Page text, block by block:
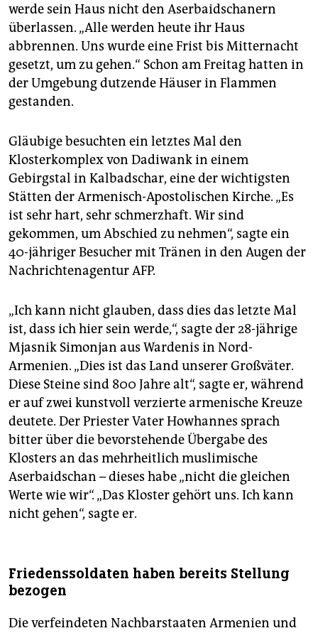
werde sein Haus nicht den Aserbaidschanern
überlassen. „Alle werden heute ihr Haus
abbrennen. Uns wurde eine Frist bis Mitternacht
gesetzt, um zu gehen.“ Schon am Freitag hatten in
der Umgebung dutzende Häuser in Flammen
gestanden.
Gläubige besuchten ein letztes Mal den
Klosterkomplex von Dadiwank in einem
Gebirgstal in Kalbadschar, eine der wichtigsten
Stätten der Armenisch-Apostolischen Kirche. „Es
ist sehr hart, sehr schmerzhaft. Wir sind
gekommen, um Abschied zu nehmen“, sagte ein
40-jähriger Besucher mit Tränen in den Augen der
Nachrichtenagentur AFP.
„Ich kann nicht glauben, dass dies das letzte Mal
ist, dass ich hier sein werde,“, sagte der 28-jährige
Mjasnik Simonjan aus Wardenis in Nord-
Armenien. „Dies ist das Land unserer Großväter.
Diese Steine sind 800 Jahre alt“, sagte er, während
er auf zwei kunstvoll verzierte armenische Kreuze
deutete. Der Priester Vater Howhannes sprach
bitter über die bevorstehende Übergabe des
Klosters an das mehrheitlich muslimische
Aserbaidschan – dieses habe „nicht die gleichen
Werte wie wir“. „Das Kloster gehört uns. Ich kann
nicht gehen“, sagte er.
Friedenssoldaten haben bereits Stellung
bezogen
Die verfeindeten Nachbarstaaten Armenien und